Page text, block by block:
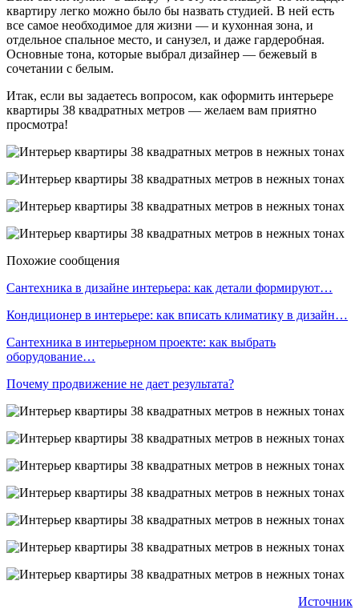
квартиру легко можно было бы назвать студией. В ней есть
все самое необходимое для жизни — и кухонная зона, и
отдельное спальное место, и санузел, и даже гардеробная.
Основные тона, которые выбрал дизайнер — бежевый в
сочетании с белым.
Итак, если вы задаетесь вопросом, как оформить интерьере
квартиры 38 квадратных метров — желаем вам приятно
просмотра!
Похожие сообщения
Сантехника в дизайне интерьера: как детали формируют…
Кондиционер в интерьере: как вписать климатику в дизайн…
Сантехника в интерьерном проекте: как выбрать
оборудование…
Почему продвижение не дает результата?
Источник